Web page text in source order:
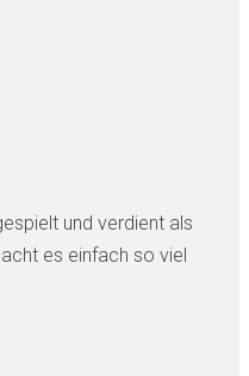
und verdient als
es einfach so viel